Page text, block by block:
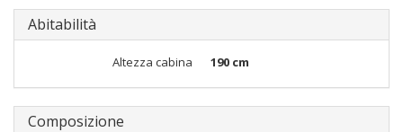
Abitabilità
Altezza cabina 190 cm
Composizione